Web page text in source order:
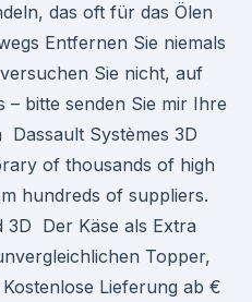
das oft für das Ölen
Entfernen Sie niemals
Sie nicht, auf
bitte senden Sie mir Ihre
Systèmes 3D
of thousands of high
hundreds of suppliers.
3D Der Käse als Extra
Topper,
Lieferung ab €